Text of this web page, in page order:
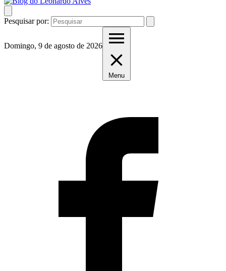
Pesquisar por:
Domingo, 9 de agosto de 2026
Menu